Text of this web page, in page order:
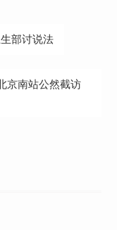
部讨说法
京南站公然截访